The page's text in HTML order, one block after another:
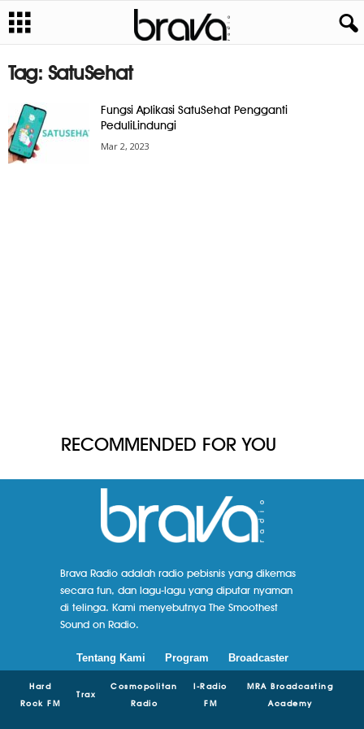
Tag: SatuSehat
Fungsi Aplikasi SatuSehat Pengganti
PeduliLindungi
Mar 2, 2023
RECOMMENDED FOR YOU
Brava Radio adalah radio pebisnis yang dikemas
secara fun, dan lagu-lagu yang diputar nyaman
di telinga. Kami menyebutnya The Smoothest
Sound on Radio.
Tentang Kami Program Broadcaster
Hard
Rock FM
Trax
Cosmopolitan
Radio
I-Radio
FM
MRA Broadcasting
Academy